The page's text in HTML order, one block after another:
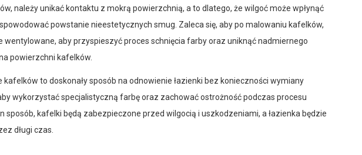
należy unikać kontaktu z mokrą powierzchnią, a to dlatego, że wilgoć może wpłynąć
powstanie nieestetycznych smug. Zaleca się, aby po malowaniu kafelków,
wentylowane, aby przyspieszyć proces schnięcia farby oraz uniknąć nadmiernego
powierzchni kafelków.
to doskonały sposób na odnowienie łazienki bez konieczności wymiany
wykorzystać specjalistyczną farbę oraz zachować ostrożność podczas procesu
sposób, kafelki będą zabezpieczone przed wilgocią i uszkodzeniami, a łazienka będzie
długi czas.